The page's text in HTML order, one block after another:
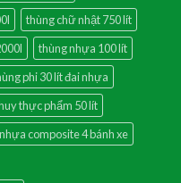
thùng chữ nhật 750 lít
thùng nhựa 100 lít
phi 30 lít đai nhựa
thực phẩm 50 lít
composite 4 bánh xe